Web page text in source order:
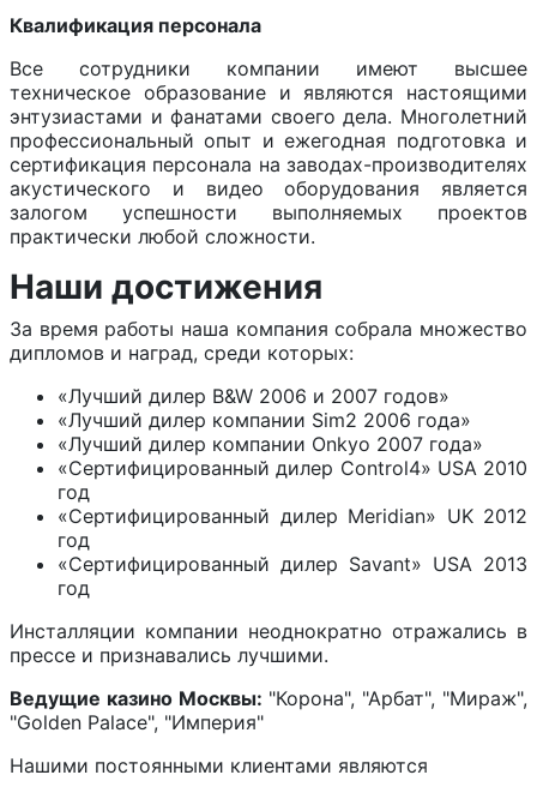
Квалификация персонала
Все сотрудники компании имеют высшее
техническое образование и являются настоящими
энтузиастами и фанатами своего дела. Многолетний
профессиональный опыт и ежегодная подготовка и
сертификация персонала на заводах-производителях
акустического и видео оборудования является
залогом успешности выполняемых проектов
практически любой сложности.
Наши достижения
За время работы наша компания собрала множество
дипломов и наград, среди которых:
«Лучший дилер B&W 2006 и 2007 годов»
«Лучший дилер компании Sim2 2006 года»
«Лучший дилер компании Onkyo 2007 года»
«Сертифицированный дилер Control4» USA 2010
год
«Сертифицированный дилер Meridian» UK 2012
год
«Сертифицированный дилер Savant» USA 2013
год
Инсталляции компании неоднократно отражались в
прессе и признавались лучшими.
Ведущие казино Москвы: "Корона", "Арбат", "Мираж",
"Golden Palace", "Империя"
Нашими постоянными клиентами являются